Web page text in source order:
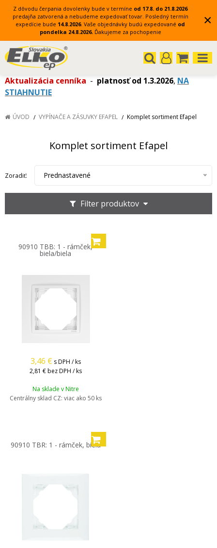
Z dôvodu čerpania dovolenky bude v termíne od 17.8. do 21.8.2026
predajňa zatvorená a nebudeme expedovať tovar. Posledný termín
expedície bude 14.8.2026. Vaše objednávky budú expedované od
pondelka 24.8.2026. Ďakujeme za pochopenie
×
Aktualizácia cenníka - platnosť od 1.3.2026, NA
STIAHNUTIE
ÚVOD VYPÍNAČE A ZÁSUVKY EFAPEL Komplet sortiment Efapel
Komplet sortiment Efapel
Filter produktov
Zoradiť: Prednastavené
90910 TBB: 1 - rámček,
biela/biela
3,46 € s DPH / ks
2,81 € bez DPH / ks
Na sklade v Nitre
Centrálny sklad CZ: viac ako 50 ks
90910 TBR: 1 - rámček, biela